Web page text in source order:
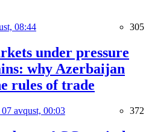
08:44 305
under pressure
why Azerbaijan
rules of trade
07 avqust, 00:03 372